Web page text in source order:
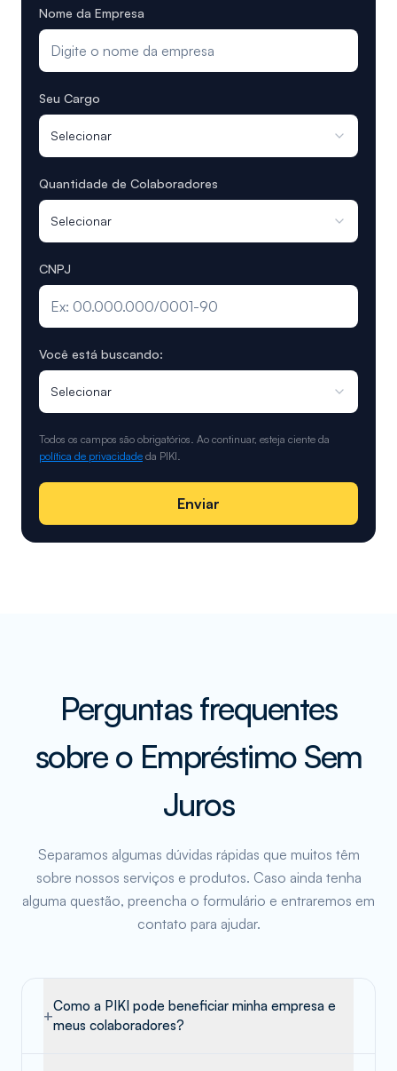
Nome da Empresa
Seu Cargo
Selecionar
Quantidade de Colaboradores
Selecionar
CNPJ
Você está buscando:
Selecionar
Todos os campos são obrigatórios. Ao continuar, esteja ciente da
política de privacidade da PIKI.
Enviar
Perguntas frequentes
sobre o Empréstimo Sem
Juros
Separamos algumas dúvidas rápidas que muitos têm
sobre nossos serviços e produtos. Caso ainda tenha
alguma questão, preencha o formulário e entraremos em
contato para ajudar.
+
Como a PIKI pode beneficiar minha empresa e
meus colaboradores?